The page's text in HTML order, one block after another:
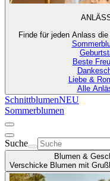
Finde für jeden Anlass
Beste
Liebe &
Alle
SchnittblumenNEU
Sommerblumen
Suche
Blumen &
Verschicke Blumen mit